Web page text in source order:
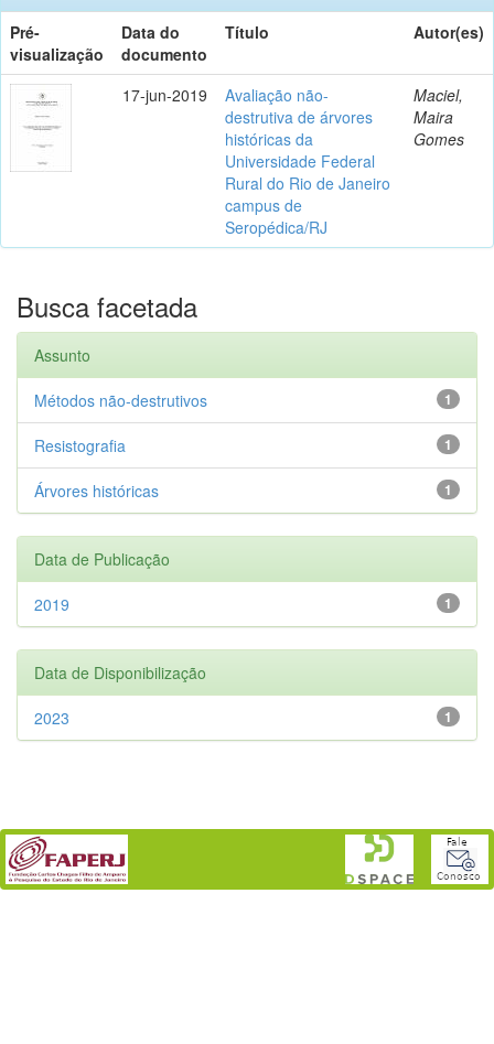
Pré-
visualização
Data do
documento
Título Autor(es)
17-jun-2019
Avaliação não-
destrutiva de árvores
históricas da
Universidade Federal
Rural do Rio de Janeiro
campus de
Seropédica/RJ
Maciel,
Maira
Gomes
Busca facetada
Assunto
1
Métodos não-destrutivos
1
Resistografia
1
Árvores históricas
Data de Publicação
1
2019
Data de Disponibilização
1
2023